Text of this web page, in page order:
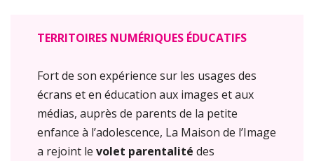
TERRITOIRES NUMÉRIQUES ÉDUCATIFS
Fort de son expérience sur les usages des
écrans et en éducation aux images et aux
médias, auprès de parents de la petite
enfance à l’adolescence, La Maison de l’Image
a rejoint le volet parentalité des